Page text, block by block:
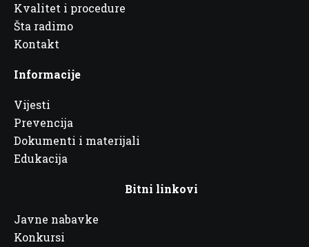
Kvalitet i procedure
Šta radimo
Kontakt
Informacije
Vijesti
Prevencija
Dokumenti i materijali
Edukacija
Bitni linkovi
Javne nabavke
Konkursi